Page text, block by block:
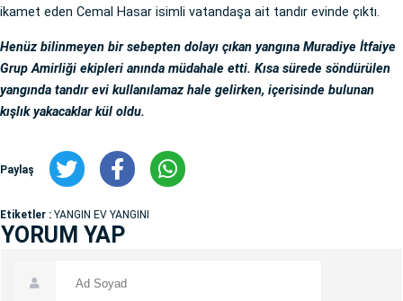
ikamet eden Cemal Hasar isimli vatandaşa ait tandır evinde çıktı.
Henüz bilinmeyen bir sebepten dolayı çıkan yangına Muradiye İtfaiye
Grup Amirliği ekipleri anında müdahale etti. Kısa sürede söndürülen
yangında tandır evi kullanılamaz hale gelirken, içerisinde bulunan
kışlık yakacaklar kül oldu.
Paylaş
Etiketler : YANGIN EV YANGINI
YORUM YAP